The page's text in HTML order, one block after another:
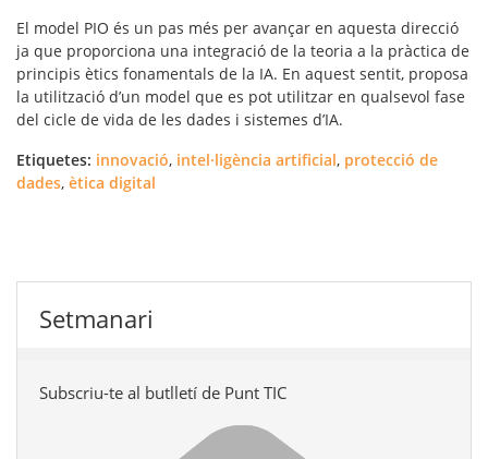
El model PIO és un pas més per avançar en aquesta direcció
ja que proporciona una integració de la teoria a la pràctica de
principis ètics fonamentals de la IA. En aquest sentit, proposa
la utilització d’un model que es pot utilitzar en qualsevol fase
del cicle de vida de les dades i sistemes d’IA.
Etiquetes: innovació, intel·ligència artificial, protecció de
dades, ètica digital
Setmanari
Subscriu-te al butlletí de Punt TIC